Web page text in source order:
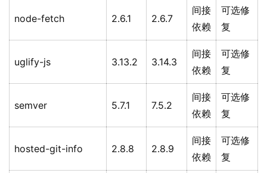
node-fetch 2.6.1 2.6.7
间接
依赖
可选修
复
uglify-js 3.13.2 3.14.3
间接
依赖
可选修
复
semver 5.7.1 7.5.2
间接
依赖
可选修
复
hosted-git-info 2.8.8 2.8.9
间接
依赖
可选修
复